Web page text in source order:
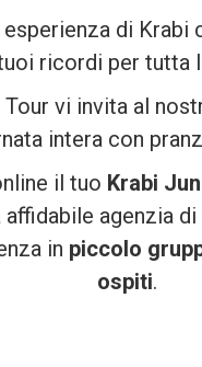
esperienza di Krabi
ricordi per tutta
Tour vi invita al
intera con
il tuo Krabi
affidabile agenzia
in piccolo
ospiti.